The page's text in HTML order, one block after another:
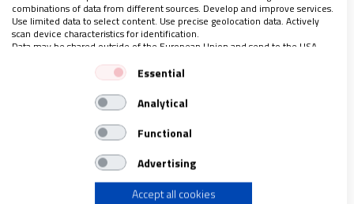
Se juegan hasta la vida
Una vez más la pregunta que ronda en mi cabeza
¿Qué nos está pasando? ¿Por qué somos tan
insensibles al dolor de los demás? Me da tristeza
reconocer que pertenecemos a la
ignora, que enjuicia y que todo lo resuelve con un
‘like’, un mensajeo un comentario hiriente sin
detenerse a pensar en el entorno.
combinations of data from different sources. Develop and improve services.
Use limited data to select content. Use precise geolocation data. Actively
scan device characteristics for identification.
Data may be shared outside of the European Union and send to the USA.
Your consent and the cookie policy applies solely to this website/app.
View Partner List (1 IAB Vendors)
We use your data for the following purposes:
IAB processing purposes:
Use limited data to select advertising
Essential
Analytical
Functional
Advertising
Accept all cookies